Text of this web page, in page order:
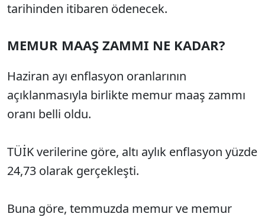
tarihinden itibaren ödenecek.
MEMUR MAAŞ ZAMMI NE KADAR?
Haziran ayı enflasyon oranlarının
açıklanmasıyla birlikte memur maaş zammı
oranı belli oldu.
TÜİK verilerine göre, altı aylık enflasyon yüzde
24,73 olarak gerçekleşti.
Buna göre, temmuzda memur ve memur